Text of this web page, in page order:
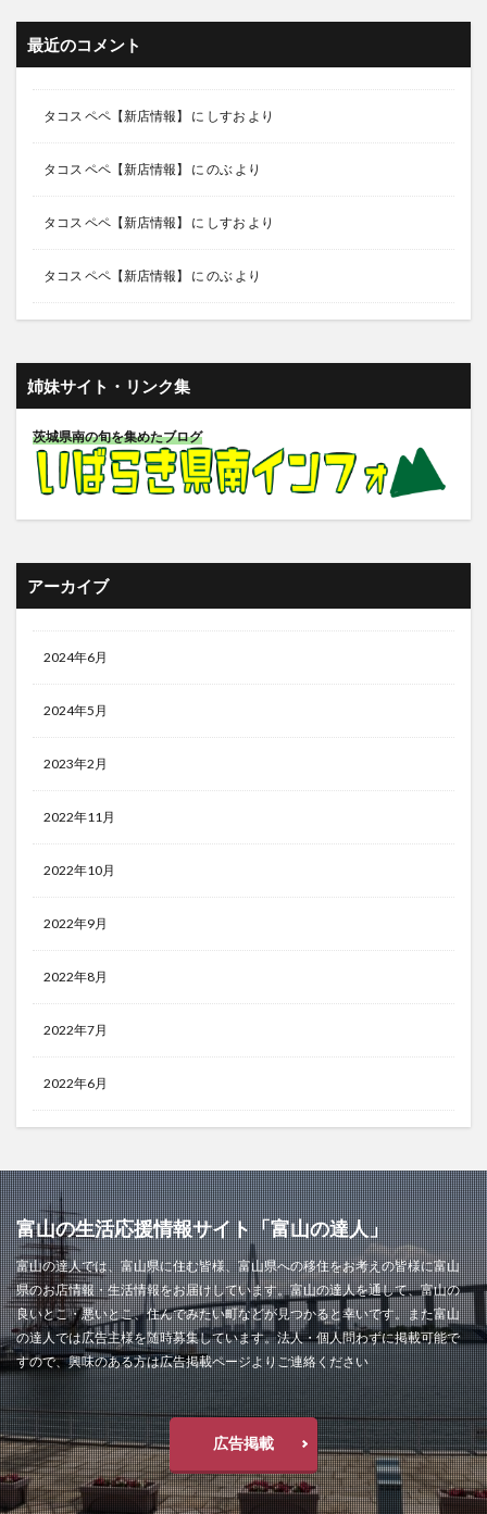
最近のコメント
タコス ペペ【新店情報】 に しすお より
タコス ペペ【新店情報】 に のぶ より
タコス ペペ【新店情報】 に しすお より
タコス ペペ【新店情報】 に のぶ より
姉妹サイト・リンク集
茨城県南の旬を集めたブログ
アーカイブ
2024年6月
2024年5月
2023年2月
2022年11月
2022年10月
2022年9月
2022年8月
2022年7月
2022年6月
富山の生活応援情報サイト「富山の達人」
富山の達人では、富山県に住む皆様、富山県への移住をお考えの皆様に富山
県のお店情報・生活情報をお届けしています。富山の達人を通して、富山の
良いとこ・悪いとこ、住んでみたい町などが見つかると幸いです。また富山
の達人では広告主様を随時募集しています。法人・個人問わずに掲載可能で
すので、興味のある方は広告掲載ページよりご連絡ください
広告掲載